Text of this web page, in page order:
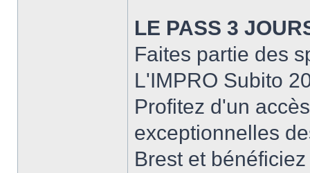
LE PASS 3
Faites partie des
L'IMPRO Subito
Profitez d'un
exceptionnelles
Brest et